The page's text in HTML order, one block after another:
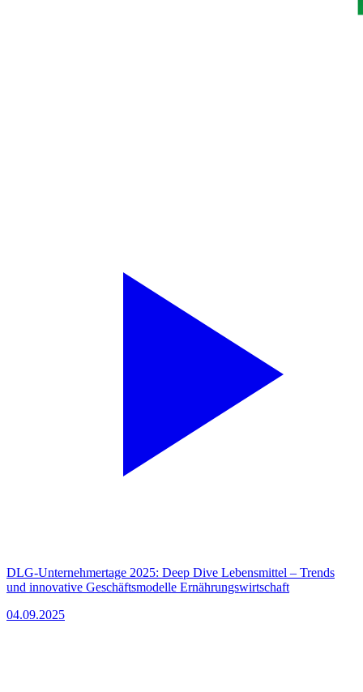
DLG-Unternehmertage 2025: Deep Dive Lebensmittel – Trends
und innovative Geschäftsmodelle Ernährungswirtschaft
04.09.2025